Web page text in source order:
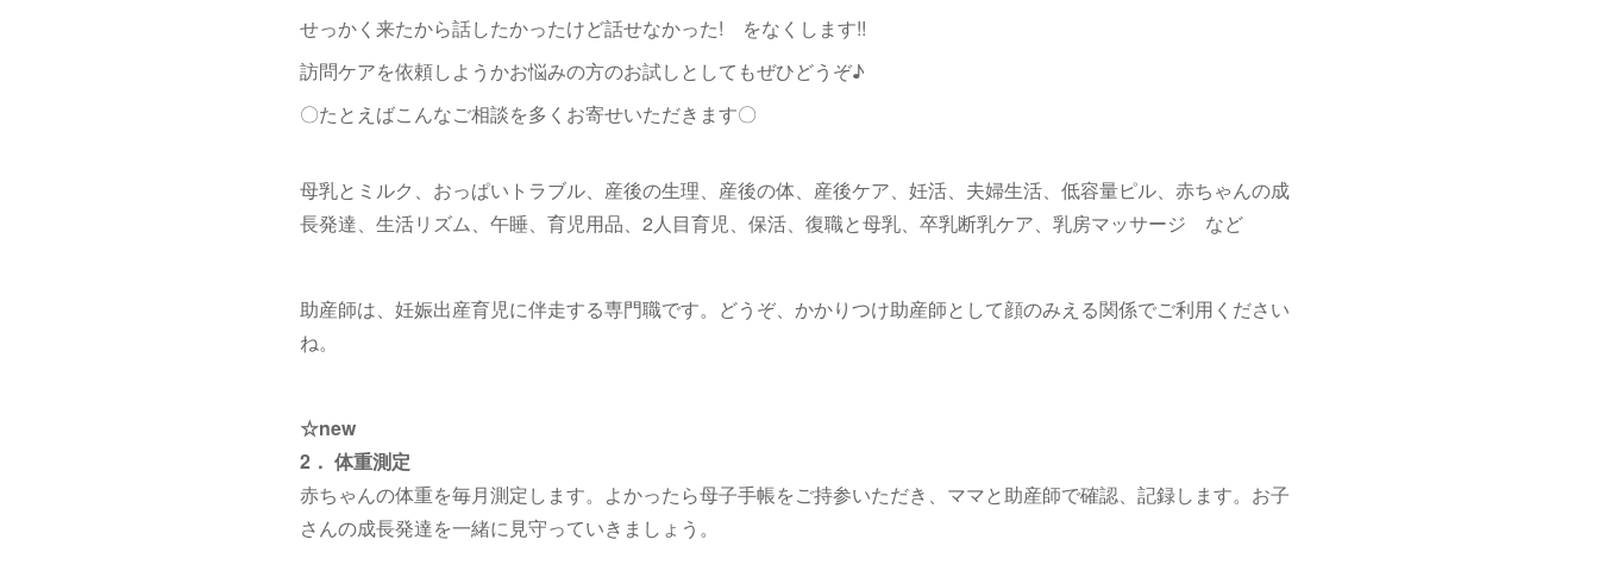
せっかく来たから話したかったけど話せなかった! をなくします!!
訪問ケアを依頼しようかお悩みの方のお試しとしてもぜひどうぞ♪
〇たとえばこんなご相談を多くお寄せいただきます〇
母乳とミルク、おっぱいトラブル、産後の生理、産後の体、産後ケア、妊活、夫婦生活、低容量ピル、赤ちゃんの成
長発達、生活リズム、午睡、育児用品、2人目育児、保活、復職と母乳、卒乳断乳ケア、乳房マッサージ など
助産師は、妊娠出産育児に伴走する専門職です。どうぞ、かかりつけ助産師として顔のみえる関係でご利用ください
ね。
☆new
2． 体重測定
赤ちゃんの体重を毎月測定します。よかったら母子手帳をご持参いただき、ママと助産師で確認、記録します。お子
さんの成長発達を一緒に見守っていきましょう。